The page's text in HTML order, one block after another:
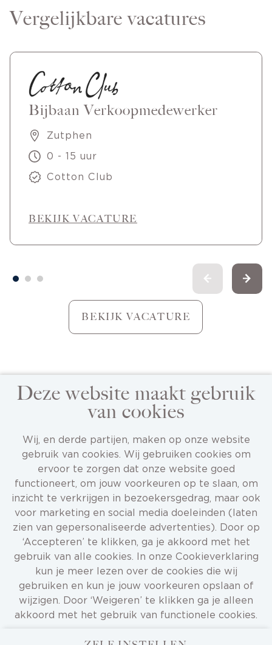
Deze website maakt gebruik
van cookies
Wij, en derde partijen, maken op onze website
gebruik van cookies. Wij gebruiken cookies om
ervoor te zorgen dat onze website goed
functioneert, om jouw voorkeuren op te slaan, om
inzicht te verkrijgen in bezoekersgedrag, maar ook
voor marketing en social media doeleinden (laten
zien van gepersonaliseerde advertenties). Door op
‘Accepteren’ te klikken, ga je akkoord met het
gebruik van alle cookies. In onze Cookieverklaring
kun je meer lezen over de cookies die wij
gebruiken en kun je jouw voorkeuren opslaan of
wijzigen. Door ‘Weigeren’ te klikken ga je alleen
akkoord met het gebruik van functionele cookies.
Achternaam
Geboortedatum
Telefoonnummer
E-mailadres
Upload je CV
KIES BESTAND
Motivatie (optioneel)
Vergelijkbare vacatures
Bijbaan Verkoopmedewerker
Zutphen
0 - 15 uur
Cotton Club
BEKIJK VACATURE
BEKIJK VACATURE
Mis geen enkele job
Blijf op de hoogte en ontvang
passende vacatures in je inbox!
STEL JOB ALERT IN